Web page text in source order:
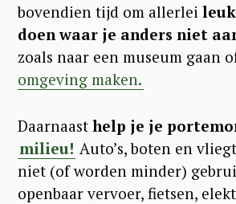
bovendien tijd om allerlei
doen waar je anders niet
zoals naar een museum gaan
omgeving maken.
Daarnaast help je je
milieu! Auto’s, boten en
niet (of worden minder)
openbaar vervoer, fietsen,